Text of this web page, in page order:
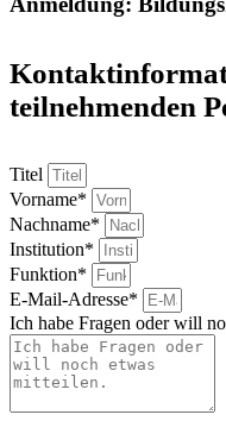
teilnehmenden
Titel
Vorname*
Nachname*
Institution*
Funktion*
E-Mail-Adresse*
Ich habe Fragen oder will